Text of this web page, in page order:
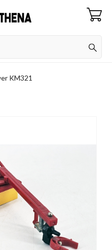
KM321